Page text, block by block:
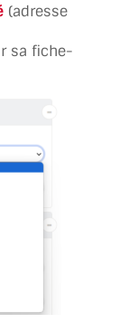
(adresse
sa fiche-